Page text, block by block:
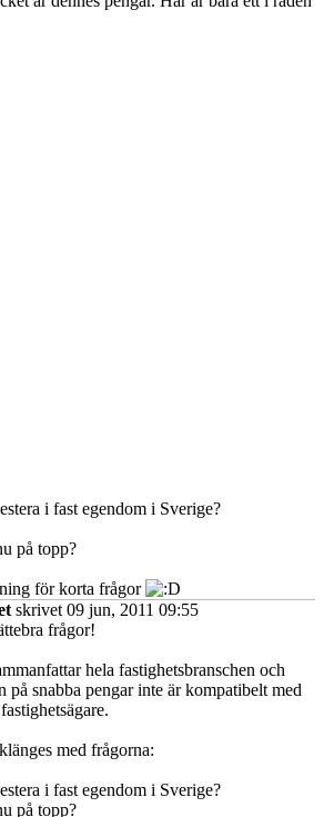
i fast egendom i Sverige?
på topp?
för korta frågor
skrivet 09 jun, 2011 09:55
frågor!
hela fastighetsbranschen och
på snabba pengar inte är kompatibelt med
med frågorna:
i fast egendom i Sverige?
på topp?